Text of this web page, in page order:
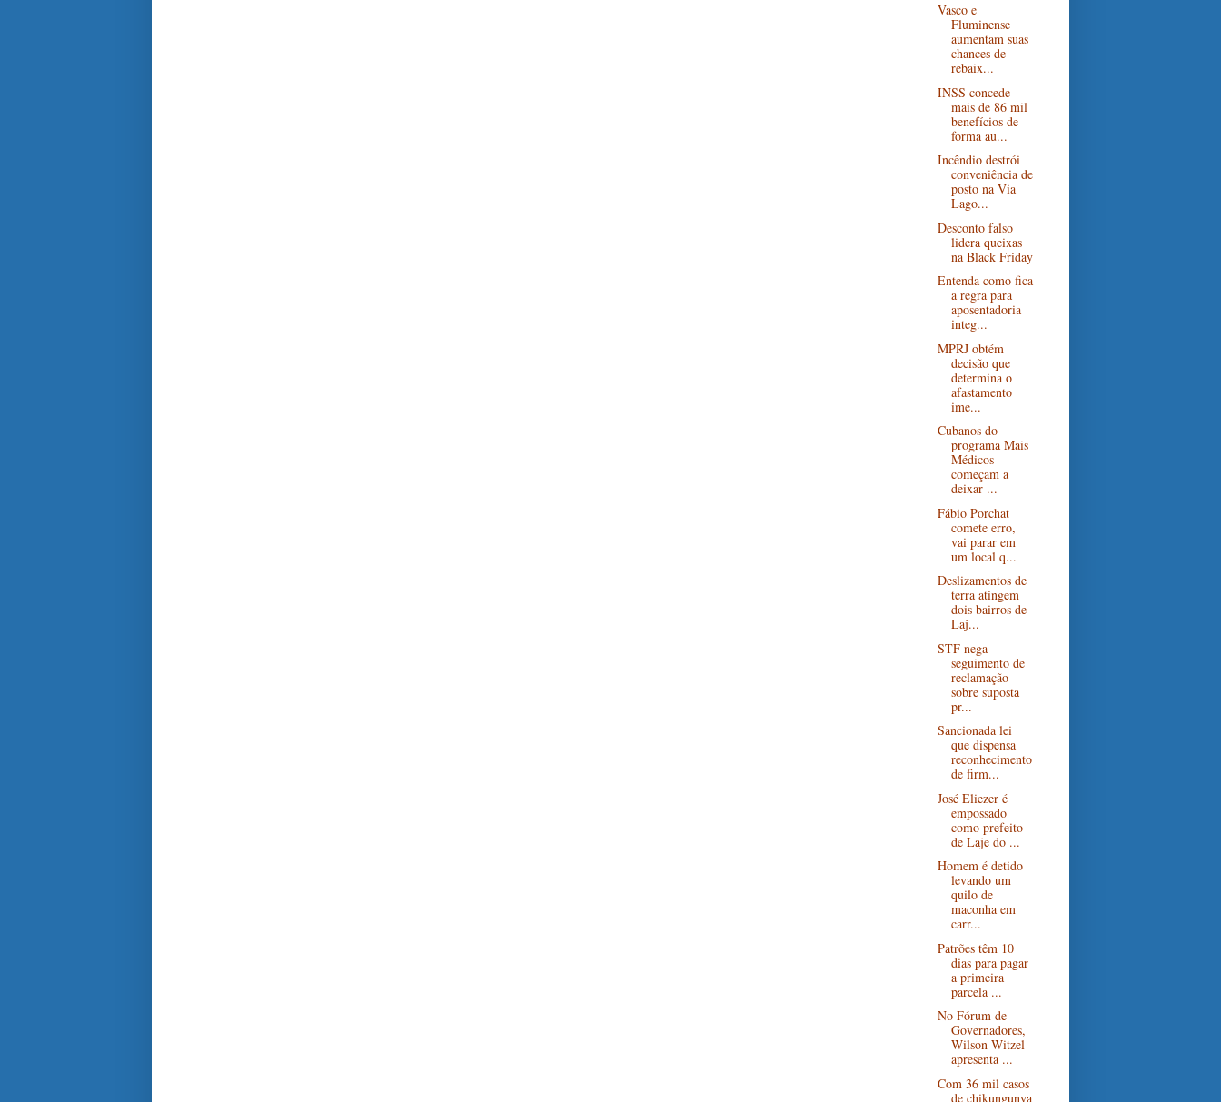
Vasco e
Fluminense
aumentam suas
chances de
rebaix...
INSS concede
mais de 86 mil
benefícios de
forma au...
Incêndio destrói
conveniência de
posto na Via
Lago...
Desconto falso
lidera queixas
na Black Friday
Entenda como fica
a regra para
aposentadoria
integ...
MPRJ obtém
decisão que
determina o
afastamento
ime...
Cubanos do
programa Mais
Médicos
começam a
deixar ...
Fábio Porchat
comete erro,
vai parar em
um local q...
Deslizamentos de
terra atingem
dois bairros de
Laj...
STF nega
seguimento de
reclamação
sobre suposta
pr...
Sancionada lei
que dispensa
reconhecimento
de firm...
José Eliezer é
empossado
como prefeito
de Laje do ...
Homem é detido
levando um
quilo de
maconha em
carr...
Patrões têm 10
dias para pagar
a primeira
parcela ...
No Fórum de
Governadores,
Wilson Witzel
apresenta ...
Com 36 mil casos
de chikungunya